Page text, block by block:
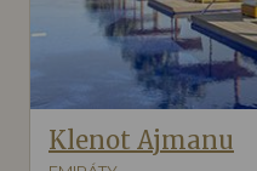
Klenot Ajmanu